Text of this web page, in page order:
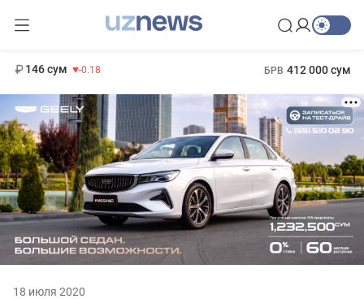
146 сум -0.18 БРВ 412 000 сум
18 июля 2020